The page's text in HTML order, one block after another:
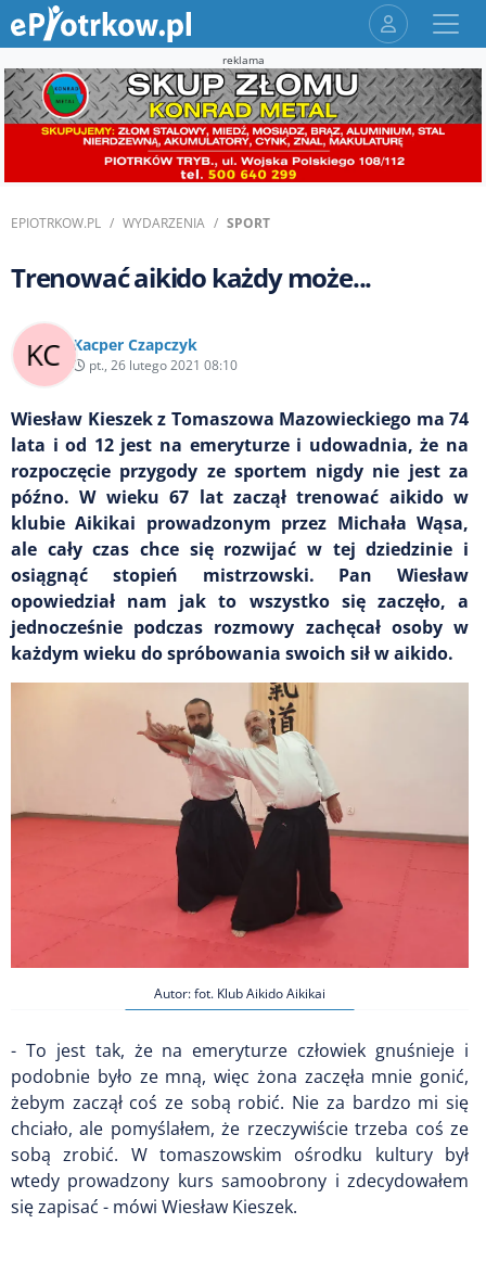
reklama
EPIOTRKOW.PL WYDARZENIA SPORT
Trenować aikido każdy może...
Kacper Czapczyk
pt., 26 lutego 2021 08:10
Wiesław Kieszek z Tomaszowa Mazowieckiego ma 74
lata i od 12 jest na emeryturze i udowadnia, że na
rozpoczęcie przygody ze sportem nigdy nie jest za
późno. W wieku 67 lat zaczął trenować aikido w
klubie Aikikai prowadzonym przez Michała Wąsa,
ale cały czas chce się rozwijać w tej dziedzinie i
osiągnąć stopień mistrzowski. Pan Wiesław
opowiedział nam jak to wszystko się zaczęło, a
jednocześnie podczas rozmowy zachęcał osoby w
każdym wieku do spróbowania swoich sił w aikido.
Autor: fot. Klub Aikido Aikikai
- To jest tak, że na emeryturze człowiek gnuśnieje i
podobnie było ze mną, więc żona zaczęła mnie gonić,
żebym zaczął coś ze sobą robić. Nie za bardzo mi się
chciało, ale pomyślałem, że rzeczywiście trzeba coś ze
sobą zrobić. W tomaszowskim ośrodku kultury był
wtedy prowadzony kurs samoobrony i zdecydowałem
się zapisać - mówi Wiesław Kieszek.